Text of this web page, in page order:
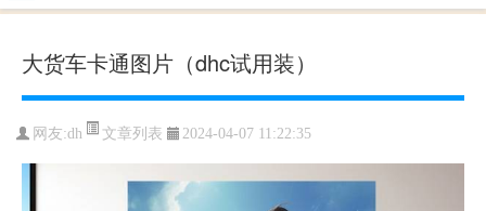
大货车卡通图片（dhc试用装）
网友:dh 文章列表 2024-04-07 11:22:35